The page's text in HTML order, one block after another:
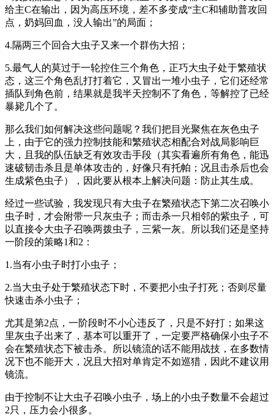
给主C在输出，因为高压环境，差不多变成“主C和辅助普攻回
点，奶妈回血，没人输出”的局面；
4.隔两三个回合大虫子又来一个群伤大招；
5.最气人的莫过于一轮控住三个角色，正巧大虫子处于繁殖状
态，这三个角色乱打打着它，又冒出一堆小虫子，它们还经常
插队到角色前，结果就是我半天控制不了角色，等解控了已经
暴毙几个了。
那么我们如何解决这些问题呢？我们把目光聚焦在灰色虫子
上，由于它的强力控制技能和繁殖状态相配合对战局影响巨
大，且我的队伍缺乏有效攻击手段（其实看遍所有角色，能迅
速破韧击杀且是单体攻击的，好像只有托帕；况且击杀后也会
生成紫色虫子），因此要从根本上解决问题：防止其生成。
经过一些试验，我发现只有大虫子在繁殖状态下第二次召唤小
虫子时，才会附带一只灰虫子；而击杀一只相邻的紫虫子，可
以直接令大虫子召唤两拨虫子，三紫一灰。所以我们还是坚持
一阶段的策略1和2：
1.当有小虫子时打小虫子；
2.当大虫子处于繁殖状态下时，不要把小虫子打死；否则尽量
快速击杀小虫子；
尤其是第2点，一阶段时不小心违反了，只是不好打；如果这
里灰虫子出来了，基本可以重开了，一定要严格确保小虫子不
会在繁殖状态下被击杀。所以镜流的话不能用战技，在多数情
况下也不能开大，况且大招对单肯定不如巡猎，因此不建议用
镜流。
由于控制不让大虫子召唤小虫子，场上的小虫子数量不会超过
2只，压力会小很多。